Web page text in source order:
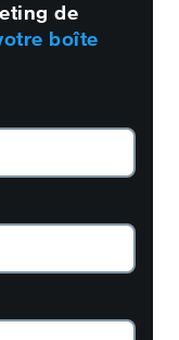
de
boîte